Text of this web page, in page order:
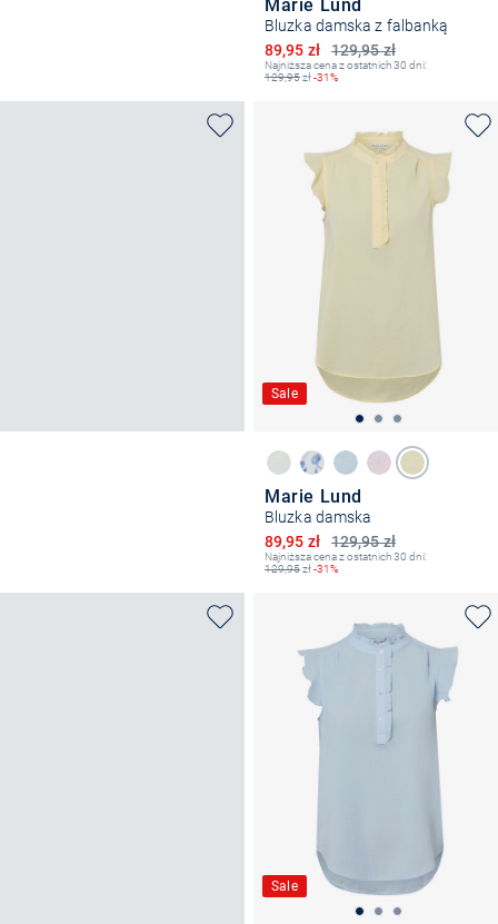
Marie Lund
Bluzka damska z falbanką
129,95 zł
Obniżona cena
89,95 zł
Najniższa cena z ostatnich 30 dni:
129,95zł-31%
Sale
Marie Lund
Bluzka damska
129,95 zł
Obniżona cena
89,95 zł
Najniższa cena z ostatnich 30 dni:
129,95zł-31%
Sale